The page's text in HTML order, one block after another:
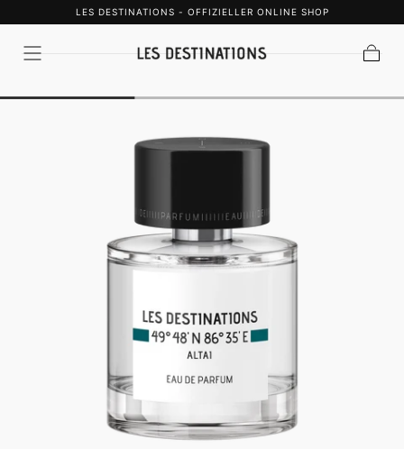
LES DESTINATIONS - OFFIZIELLER ONLINE SHOP